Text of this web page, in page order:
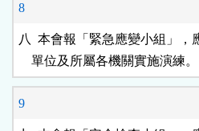
8
八  本會報「緊急應變小組」
    單位及所屬各機關實施演練。
9